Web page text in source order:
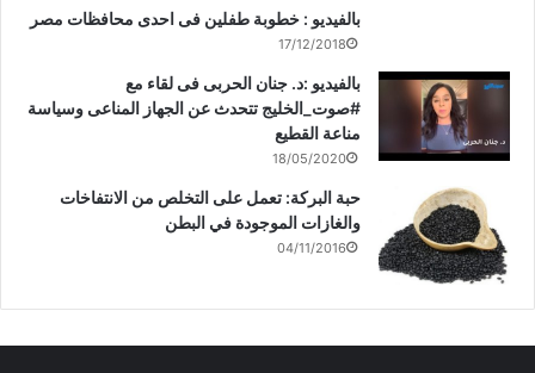
بالفيديو : خطوبة طفلين فى احدى محافظات مصر
17/12/2018
بالفيديو :د. جنان الحربى فى لقاء مع
#صوت_الخليج تتحدث عن الجهاز المناعى وسياسة
مناعة القطيع
18/05/2020
حبة البركة: تعمل على التخلص من الانتفاخات
والغازات الموجودة في البطن
04/11/2016